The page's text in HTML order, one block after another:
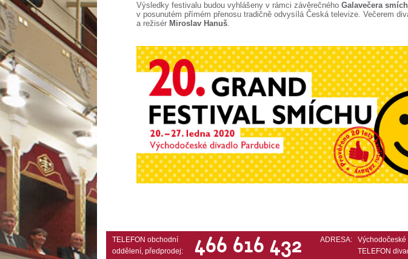
Výsledky festivalu budou vyhlášeny v rámci závěrečného Galavečera
v posunutém přímém přenosu tradičně odvysílá Česká televize. Večerem
a režisér Miroslav Hanuš.
TELEFON obchodní
oddělení, předprodej:
466 616 432 ADRESA:
TELEFON